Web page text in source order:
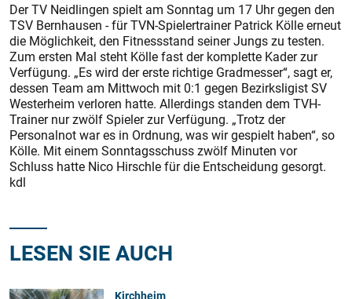
Der TV Neidlingen spielt am Sonntag um 17 Uhr gegen den
TSV Bernhausen - für TVN-Spielertrainer Patrick Kölle erneut
die Möglichkeit, den Fitnessstand seiner Jungs zu testen.
Zum ersten Mal steht Kölle fast der komplette Kader zur
Verfügung. „Es wird der erste richtige Gradmesser“, sagt er,
dessen Team am Mittwoch mit 0:1 gegen Bezirksligist SV
Wes­terheim verloren hatte. Allerdings standen dem TVH-
Trainer nur zwölf Spieler zur Verfügung. „Trotz der
Personalnot war es in Ordnung, was wir gespielt haben“, so
Kölle. Mit einem Sonntagsschuss zwölf Minuten vor
Schluss hatte Nico Hirschle für die Entscheidung gesorgt.
kdl
LESEN SIE AUCH
Kirchheim